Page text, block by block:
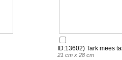
ID:13602) Tark mees
21 cm x 28 cm